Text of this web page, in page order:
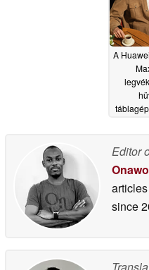
06/30/2026
A
Editor
since